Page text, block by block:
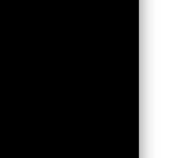
Малине
Марганце
Мелитополе
Мене